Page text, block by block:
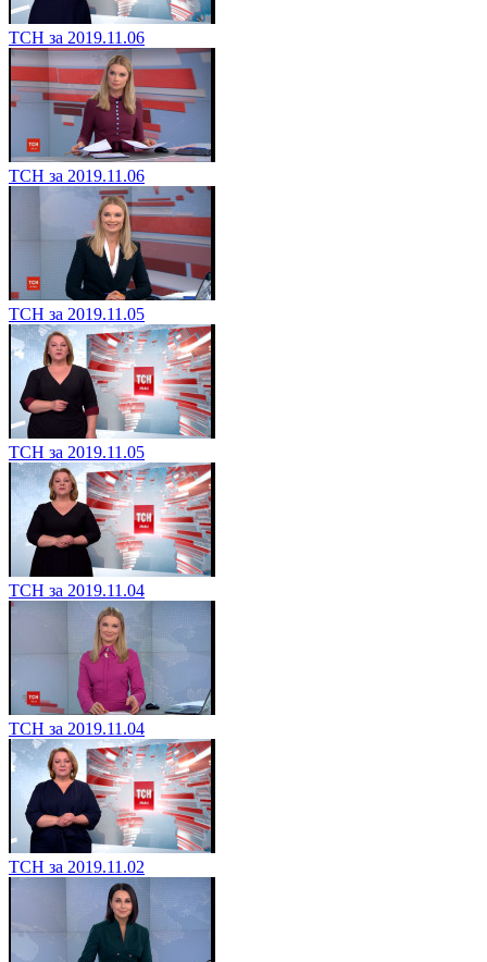
ТСН за 2019.11.06
ТСН за 2019.11.06
ТСН за 2019.11.05
ТСН за 2019.11.05
ТСН за 2019.11.04
ТСН за 2019.11.04
ТСН за 2019.11.02